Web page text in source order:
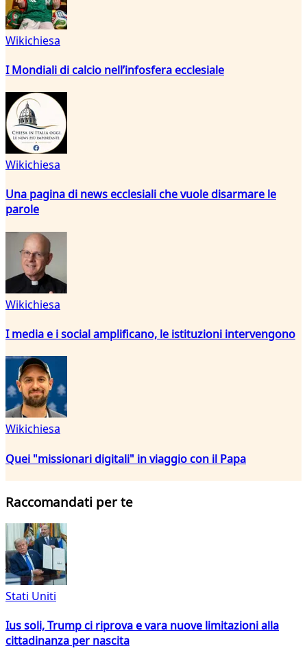
Wikichiesa
I Mondiali di calcio nell’infosfera ecclesiale
Wikichiesa
Una pagina di news ecclesiali che vuole disarmare le
parole
Wikichiesa
I media e i social amplificano, le istituzioni intervengono
Wikichiesa
Quei "missionari digitali" in viaggio con il Papa
Raccomandati per te
Stati Uniti
Ius soli, Trump ci riprova e vara nuove limitazioni alla
cittadinanza per nascita